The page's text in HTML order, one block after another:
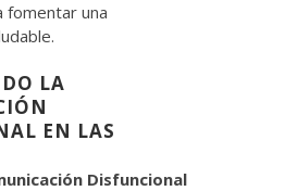
una
LA
EN LAS
Disfuncional